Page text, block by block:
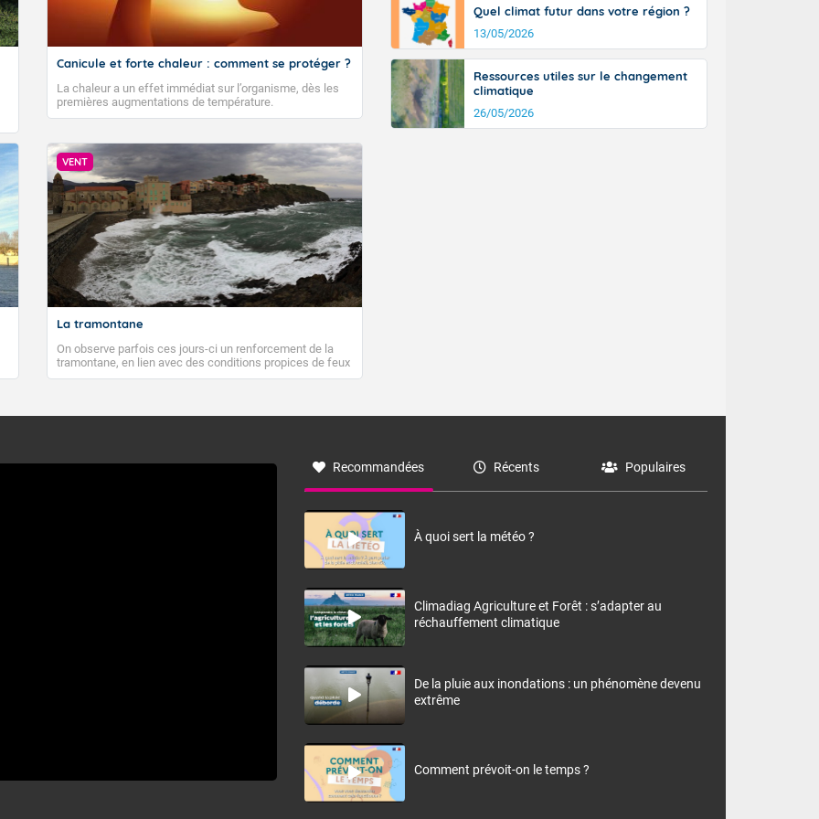
Canicule et forte chaleur : comment se protéger ?
La chaleur a un effet immédiat sur l’organisme, dès les
premières augmentations de température.
VENT
La tramontane
On observe parfois ces jours-ci un renforcement de la
tramontane, en lien avec des conditions propices de feux
de forêt. Mais qu'est-ce que la tramontane ? Quelles sont
à nord-ouest, dans un secteur qui part du Roussillon à la
monts, en allusion aux régions montagneuses d’où
Quel climat futur dans votre région ?
13/05/2026
Ressources utiles sur le changement
climatique
26/05/2026
Recommandées Récents Populaires
À quoi sert la météo ?
Climadiag Agriculture et Forêt : s’adapter au
réchauffement climatique
De la pluie aux inondations : un phénomène devenu
extrême
Comment prévoit-on le temps ?